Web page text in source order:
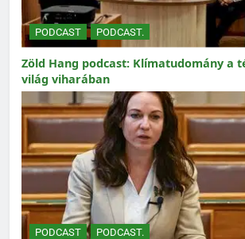
PODCAST PODCAST.
Zöld Hang podcast: Klímatudomány a
világ viharában
PODCAST PODCAST.